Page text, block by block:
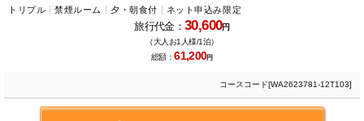
トリプル 禁煙ルーム 夕・朝食付 ネット申込み限定
旅行代金：30,600円
（大人お1人様/1泊）
総額：61,200円
コースコード[WA2623781-12T103]